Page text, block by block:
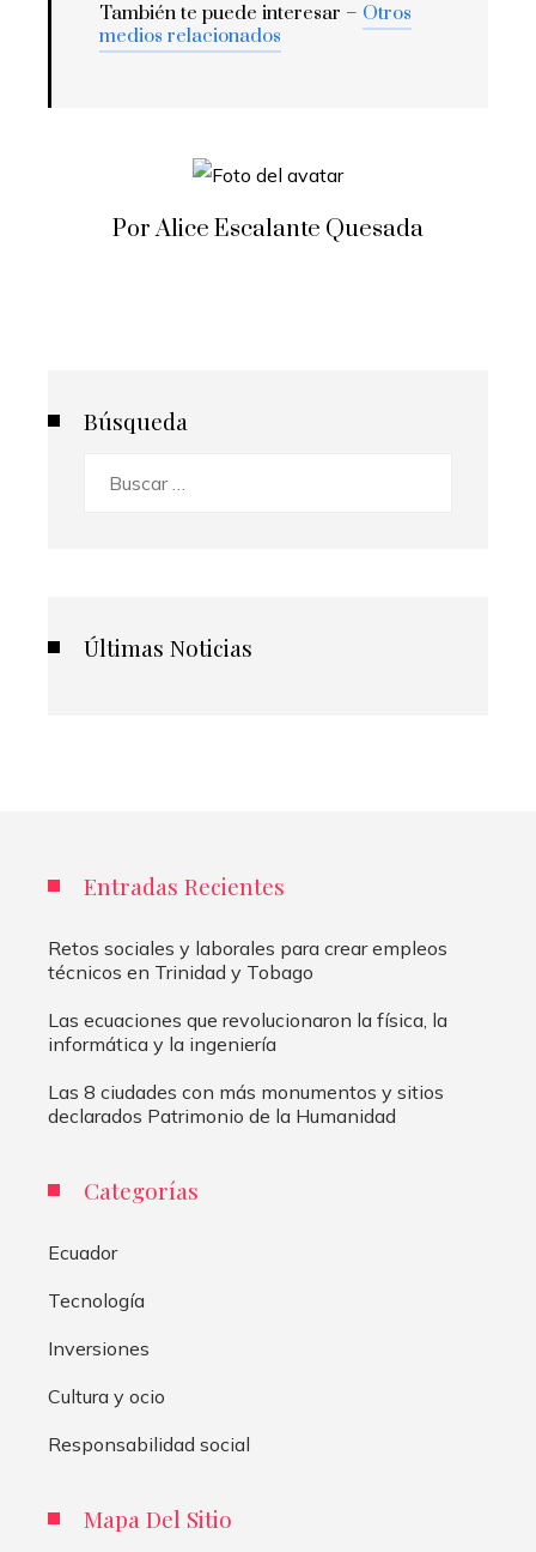
También te puede interesar – Otros
medios relacionados
Por Alice Escalante Quesada
Búsqueda
Últimas Noticias
Entradas Recientes
Retos sociales y laborales para crear empleos
técnicos en Trinidad y Tobago
Las ecuaciones que revolucionaron la física, la
informática y la ingeniería
Las 8 ciudades con más monumentos y sitios
declarados Patrimonio de la Humanidad
Categorías
Ecuador
Tecnología
Inversiones
Cultura y ocio
Responsabilidad social
Mapa Del Sitio